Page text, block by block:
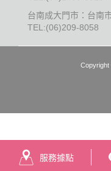
台南成大門市：台南
TEL:(06)209-8058
Copyright
服務據點